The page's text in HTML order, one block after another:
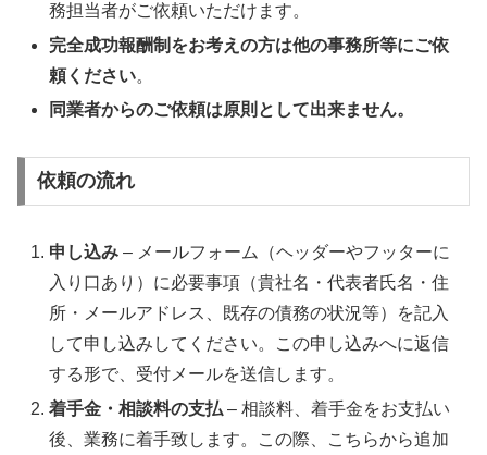
務担当者がご依頼いただけます。
完全成功報酬制をお考えの方は他の事務所等にご依
頼ください。
同業者からのご依頼は原則として出来ません。
依頼の流れ
申し込み – メールフォーム（ヘッダーやフッターに
入り口あり）に必要事項（貴社名・代表者氏名・住
所・メールアドレス、既存の債務の状況等）を記入
して申し込みしてください。この申し込みへに返信
する形で、受付メールを送信します。
着手金・相談料の支払 – 相談料、着手金をお支払い
後、業務に着手致します。この際、こちらから追加